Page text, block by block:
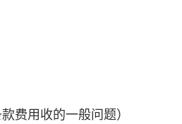
费用收的一般问题）